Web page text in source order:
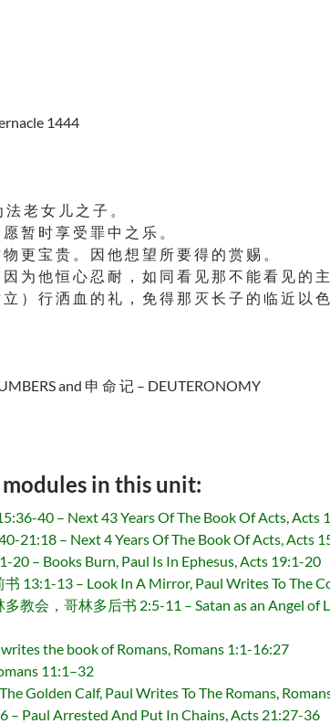
1444
老 女 儿 之 子 。
暂 时 享 受 罪 中 之 乐 。
更 宝 贵 。 因 他 想 望 所 要 得 的 赏 赐 。
为 他 恒 心 忍 耐 ， 如 同 看 见 那 不 能 看 见 的 主
） 行 洒 血 的 礼 ， 免 得 那 灭 长 子 的 临 近 以 色
and 申 命 记 – DEUTERONOMY
in this unit:
40 – Next 43 Years Of The Book Of Acts, Acts
21:18 – Next 4 Years Of The Book Of Acts, Acts
– Books Burn, Paul Is In Ephesus, Acts 19:1-20
13:1-13 – Look In A Mirror, Paul Writes To The
教会，哥林多后书 2:5-11 – Satan as an Angel
the book of Romans, Romans 1:1-16:27
11:1–32
Golden Calf, Paul Writes To The Romans,
Paul Arrested And Put In Chains, Acts 21:27-36